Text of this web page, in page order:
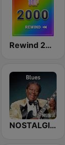
Rewind 2000's
NOSTALGIE BLUES